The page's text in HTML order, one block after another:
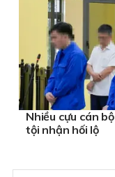
Nhiều cựu cán
tội nhận hối lộ